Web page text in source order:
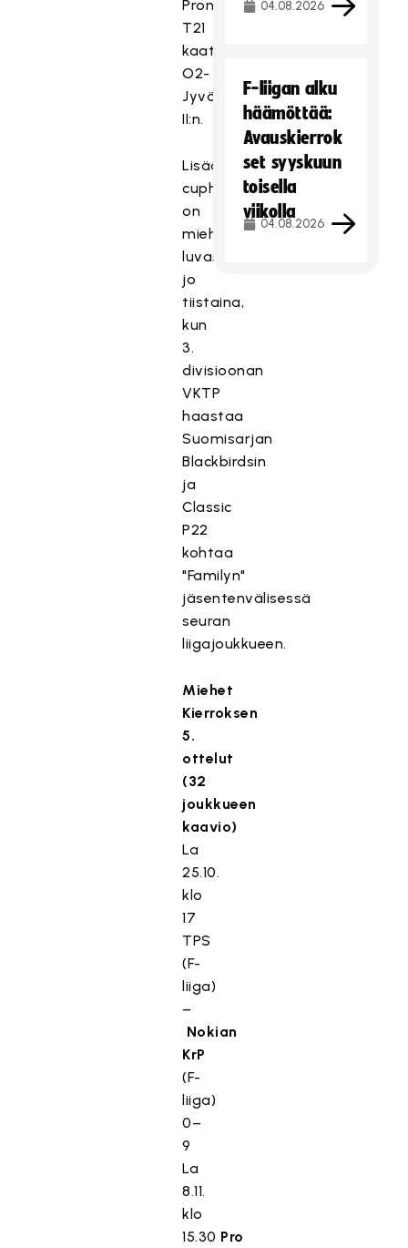
Pron
T21
kaatoi
O2-
Jyväskylä
II:n.
Lisää
cupherkkua
on
miehissä
luvassa
jo
tiistaina,
kun
3.
divisioonan
VKTP
haastaa
Suomisarjan
Blackbirdsin
ja
Classic
P22
kohtaa
"Familyn"
jäsentenvälisessä
seuran
liigajoukkueen.
Miehet
Kierroksen
5.
ottelut
(32
joukkueen
kaavio)
La
25.10.
klo
17
TPS
(F-
liiga)
–
Nokian
KrP
(F-
liiga)
0–
9
La
8.11.
klo
15.30 Pro
04.08.2026
F-liigan alku
häämöttää:
Avauskierrok
set syyskuun
toisella
viikolla
04.08.2026